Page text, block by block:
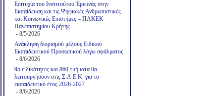
Επιτυχία του Ινστιτούτου Έρευνας στην
Εκπαίδευση και τις Ψηφιακές Ανθρωπιστικές
και Κοινωνικές Επιστήμες – ΠΑΚΕΚ
Πανεπιστημίου Κρήτης
- 8/5/2026
Ανάκληση διορισμού μέλους Ειδικού
Εκπαιδευτικού Προσωπικού λόγω σφάλματος
- 8/6/2026
95 ειδικότητες και 860 τμήματα θα
λειτουργήσουν στις Σ.Α.Ε.Κ. για το
εκπαιδευτικό έτος 2026-2027
- 8/6/2026